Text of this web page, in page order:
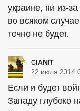
украине, ни из-
во всяком
точно не будет.
CIANIT
22 июля 2014
Если и будет
Западу глубоко